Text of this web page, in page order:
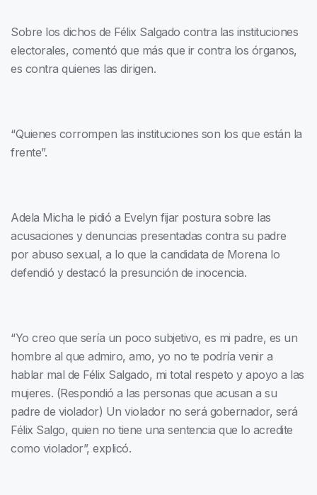
Sobre los dichos de Félix Salgado contra las instituciones
electorales, comentó que más que ir contra los órganos,
es contra quienes las dirigen.
“Quienes corrompen las instituciones son los que están la
frente”.
Adela Micha le pidió a Evelyn fijar postura sobre las
acusaciones y denuncias presentadas contra su padre
por abuso sexual, a lo que la candidata de Morena lo
defendió y destacó la presunción de inocencia.
“Yo creo que sería un poco subjetivo, es mi padre, es un
hombre al que admiro, amo, yo no te podría venir a
hablar mal de Félix Salgado, mi total respeto y apoyo a las
mujeres. (Respondió a las personas que acusan a su
padre de violador) Un violador no será gobernador, será
Félix Salgo, quien no tiene una sentencia que lo acredite
como violador”, explicó.